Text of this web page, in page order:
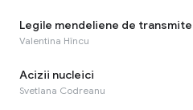
Legile mendeliene de
Valentina Hîncu
Acizii nucleici
Svetlana Codreanu